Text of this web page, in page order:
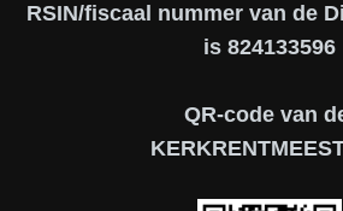
RSIN/fiscaal nummer van de
is 824133596
QR-code van